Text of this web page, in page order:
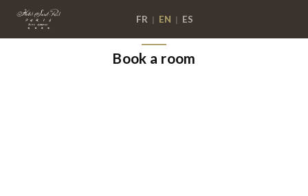
FR | EN | ES
Book a room